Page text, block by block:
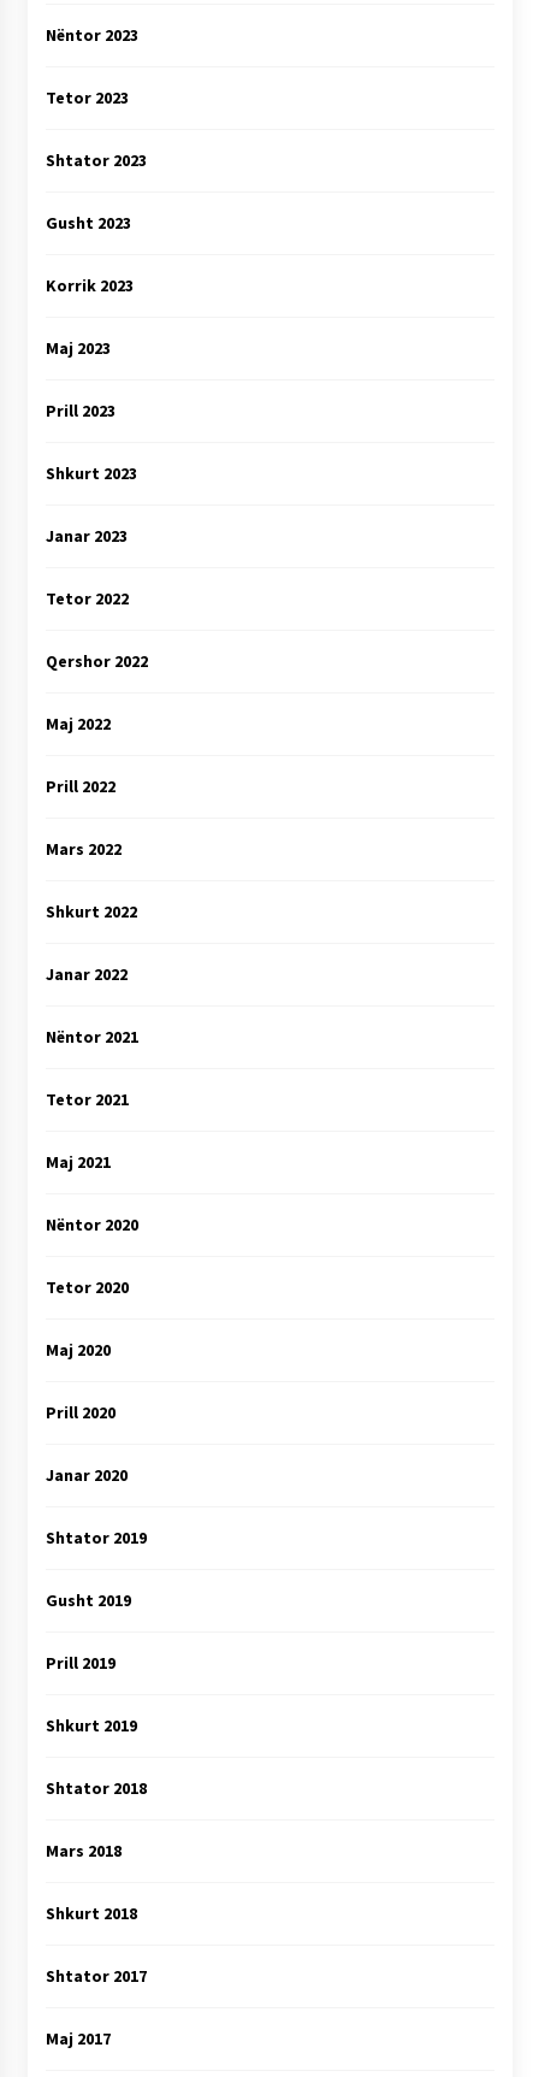
Nëntor 2023
Tetor 2023
Shtator 2023
Gusht 2023
Korrik 2023
Maj 2023
Prill 2023
Shkurt 2023
Janar 2023
Tetor 2022
Qershor 2022
Maj 2022
Prill 2022
Mars 2022
Shkurt 2022
Janar 2022
Nëntor 2021
Tetor 2021
Maj 2021
Nëntor 2020
Tetor 2020
Maj 2020
Prill 2020
Janar 2020
Shtator 2019
Gusht 2019
Prill 2019
Shkurt 2019
Shtator 2018
Mars 2018
Shkurt 2018
Shtator 2017
Maj 2017